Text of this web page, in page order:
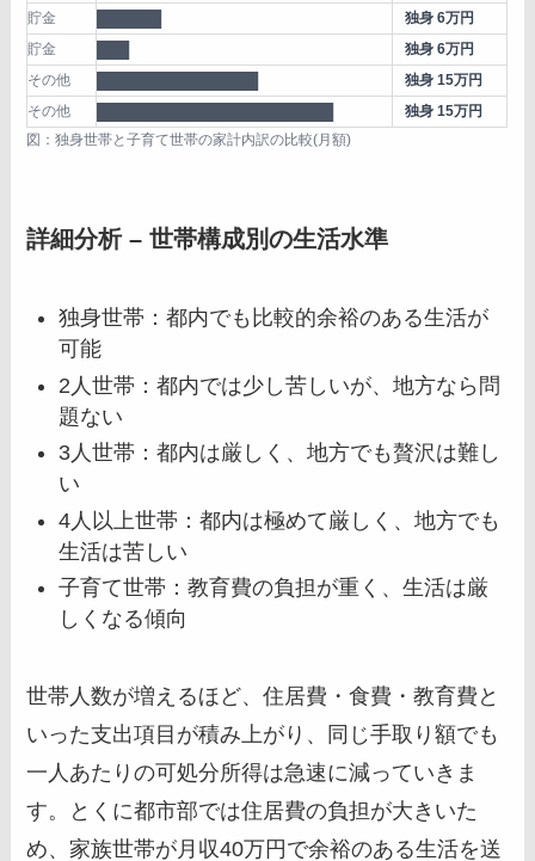
貯金
独身 6万円
貯金
独身 6万円
その他
独身 15万円
その他
独身 15万円
図：独身世帯と子育て世帯の家計内訳の比較(月額)
詳細分析 – 世帯構成別の生活水準
独身世帯：都内でも比較的余裕のある生活が
可能
2人世帯：都内では少し苦しいが、地方なら問
題ない
3人世帯：都内は厳しく、地方でも贅沢は難し
い
4人以上世帯：都内は極めて厳しく、地方でも
生活は苦しい
子育て世帯：教育費の負担が重く、生活は厳
しくなる傾向
世帯人数が増えるほど、住居費・食費・教育費と
いった支出項目が積み上がり、同じ手取り額でも
一人あたりの可処分所得は急速に減っていきま
す。とくに都市部では住居費の負担が大きいた
め、家族世帯が月収40万円で余裕のある生活を送